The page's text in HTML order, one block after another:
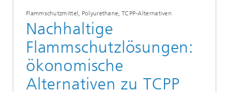
Flammschutzmittel, Polyurethane, TCPP-Alternativen
Nachhaltige
Flammschutzlösungen:
ökonomische
Alternativen zu TCPP